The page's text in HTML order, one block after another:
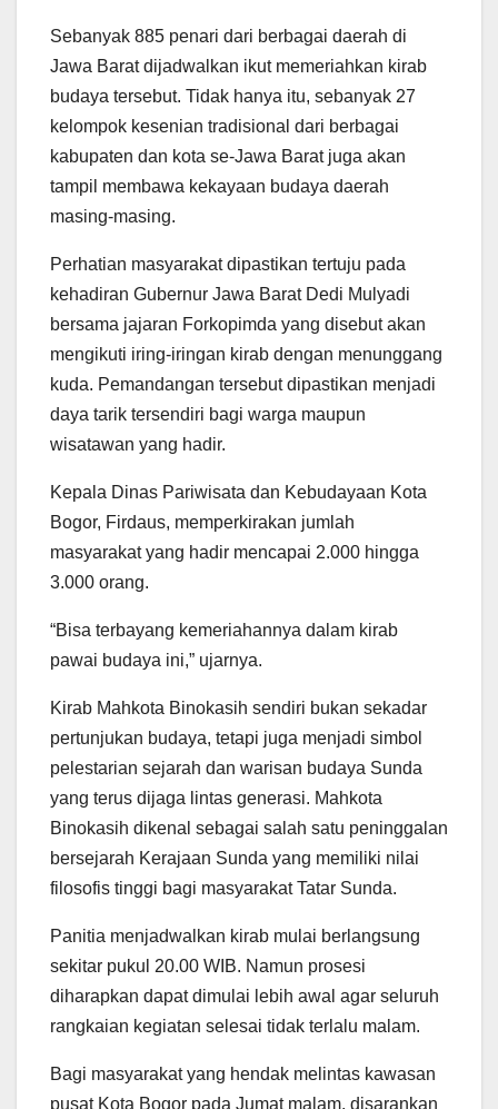
Sebanyak 885 penari dari berbagai daerah di
Jawa Barat dijadwalkan ikut memeriahkan kirab
budaya tersebut. Tidak hanya itu, sebanyak 27
kelompok kesenian tradisional dari berbagai
kabupaten dan kota se-Jawa Barat juga akan
tampil membawa kekayaan budaya daerah
masing-masing.
Perhatian masyarakat dipastikan tertuju pada
kehadiran Gubernur Jawa Barat Dedi Mulyadi
bersama jajaran Forkopimda yang disebut akan
mengikuti iring-iringan kirab dengan menunggang
kuda. Pemandangan tersebut dipastikan menjadi
daya tarik tersendiri bagi warga maupun
wisatawan yang hadir.
Kepala Dinas Pariwisata dan Kebudayaan Kota
Bogor, Firdaus, memperkirakan jumlah
masyarakat yang hadir mencapai 2.000 hingga
3.000 orang.
“Bisa terbayang kemeriahannya dalam kirab
pawai budaya ini,” ujarnya.
Kirab Mahkota Binokasih sendiri bukan sekadar
pertunjukan budaya, tetapi juga menjadi simbol
pelestarian sejarah dan warisan budaya Sunda
yang terus dijaga lintas generasi. Mahkota
Binokasih dikenal sebagai salah satu peninggalan
bersejarah Kerajaan Sunda yang memiliki nilai
filosofis tinggi bagi masyarakat Tatar Sunda.
Panitia menjadwalkan kirab mulai berlangsung
sekitar pukul 20.00 WIB. Namun prosesi
diharapkan dapat dimulai lebih awal agar seluruh
rangkaian kegiatan selesai tidak terlalu malam.
Bagi masyarakat yang hendak melintas kawasan
pusat Kota Bogor pada Jumat malam, disarankan